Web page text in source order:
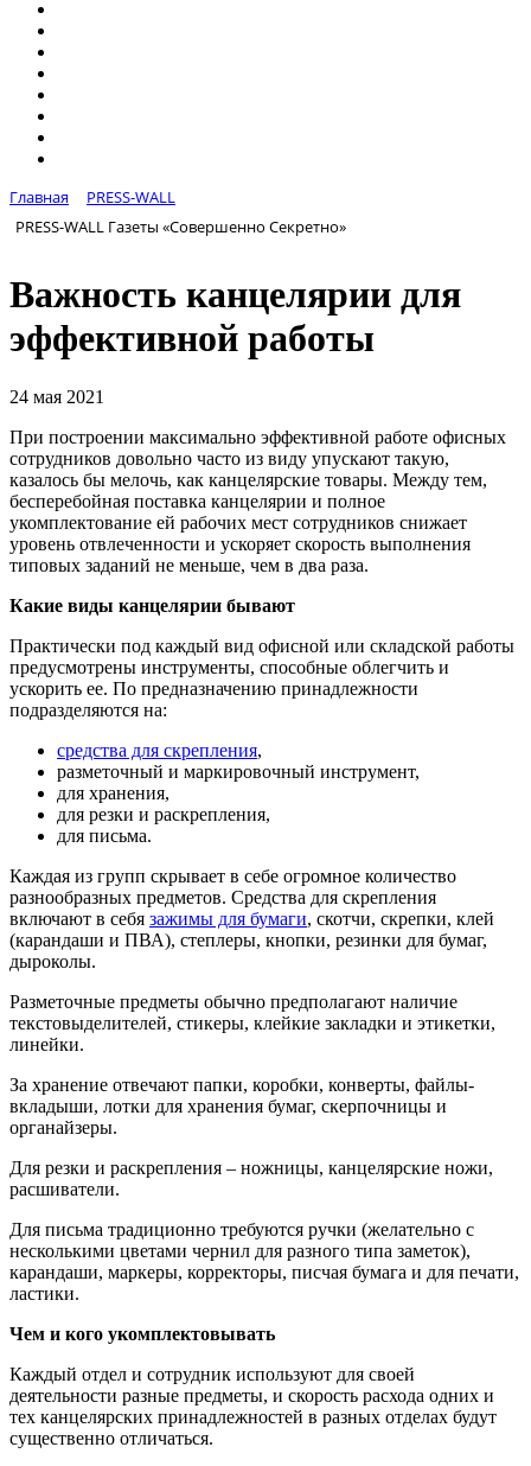
Главная
PRESS-WALL
PRESS-WALL Газеты «Совершенно Секретно»
Важность канцелярии для
эффективной работы
24 мая 2021
При построении максимально эффективной работе офисных
сотрудников довольно часто из виду упускают такую,
казалось бы мелочь, как канцелярские товары. Между тем,
бесперебойная поставка канцелярии и полное
укомплектование ей рабочих мест сотрудников снижает
уровень отвлеченности и ускоряет скорость выполнения
типовых заданий не меньше, чем в два раза.
Какие виды канцелярии бывают
Практически под каждый вид офисной или складской работы
предусмотрены инструменты, способные облегчить и
ускорить ее. По предназначению принадлежности
подразделяются на:
средства для скрепления,
разметочный и маркировочный инструмент,
для хранения,
для резки и раскрепления,
для письма.
Каждая из групп скрывает в себе огромное количество
разнообразных предметов. Средства для скрепления
включают в себя зажимы для бумаги, скотчи, скрепки, клей
(карандаши и ПВА), степлеры, кнопки, резинки для бумаг,
дыроколы.
Разметочные предметы обычно предполагают наличие
текстовыделителей, стикеры, клейкие закладки и этикетки,
линейки.
За хранение отвечают папки, коробки, конверты, файлы-
вкладыши, лотки для хранения бумаг, скерпочницы и
органайзеры.
Для резки и раскрепления – ножницы, канцелярские ножи,
расшиватели.
Для письма традиционно требуются ручки (желательно с
несколькими цветами чернил для разного типа заметок),
карандаши, маркеры, корректоры, писчая бумага и для печати,
ластики.
Чем и кого укомплектовывать
Каждый отдел и сотрудник используют для своей
деятельности разные предметы, и скорость расхода одних и
тех канцелярских принадлежностей в разных отделах будут
существенно отличаться.